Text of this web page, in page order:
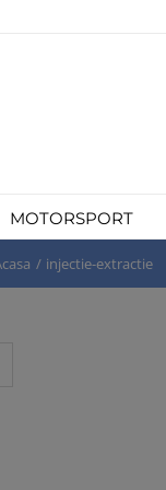
MOTORSPORT
injectie-extractie